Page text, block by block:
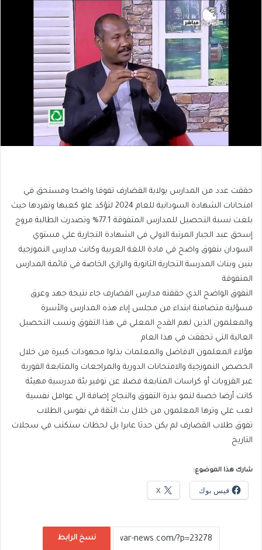
حققت عدد من المدارس بولاية القضارف تفوقا واضحا ومستحق في
امتحانات الشهادة السودانية للعام 2024 لتؤكد علو كعبها وتفردها حيث
بلغت نسبة التحصيل للمدارس المتفوقة 77.1% وتصدرت الطالبة مروج
إسحق عبد الجبار المرتبة الاولي في الشهادة التجارية علي مستوي
السودان بتفوق واضح في مادة اللغة العربية وكانت مدارس النموزجية
بنين وبنات المدرسة التجارية الثانوية والرازي الخاصة في قائمة المدارس
المتفوقة
التفوق الواضح الذي حققته مدارس القضارف جاء نتيجة جهد وعرق
مسؤلية متضامنة ابتداء من مجلس إباء هذه المدارس والأسرة
والمعلمون الذين لهم القدح المعلي في هذا التفوق ونسب التحصيل
العالية التي تحققت في هذا العام
هؤلاء المعلمون الافاضل والمعلمات بذلوا مجهودات كبيرة من خلال
الحصص النموزجية والامتحانات الدورية والمراجعات والمتابعة الفورية
عبر القروبات أو كراسات المتابعة فضلا عن توفير بئة مدرسية مهيئة
كانت أرضا خصبة لنمو بذرة التفوق والنجاح إضافة الي عوامل نفسية
لعب علي وترها المعلمون من خلال بث الثقة في نفوس الطلاب
تفوق طلاب القضارف لم يكن حدثا عابرا بل لحظات ستكتب في سجلات
التاريخ
شارك هذا الموضوع:
فيس بوك X
نسخ الرابط